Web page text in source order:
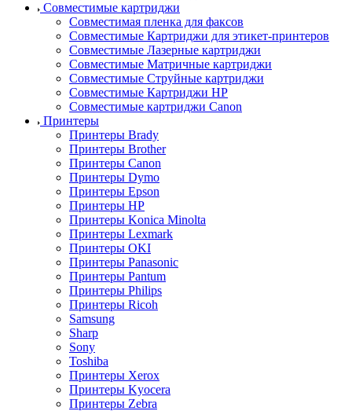
Совместимые картриджи
Совместимая пленка для факсов
Совместимые Картриджи для этикет-принтеров
Совместимые Лазерные картриджи
Совместимые Матричные картриджи
Совместимые Струйные картриджи
Совместимые Картриджи HP
Совместимые картриджи Canon
Принтеры
Принтеры Brady
Принтеры Brother
Принтеры Canon
Принтеры Dymo
Принтеры Epson
Принтеры HP
Принтеры Konica Minolta
Принтеры Lexmark
Принтеры OKI
Принтеры Panasonic
Принтеры Pantum
Принтеры Philips
Принтеры Ricoh
Samsung
Sharp
Sony
Toshiba
Принтеры Xerox
Принтеры Kyocera
Принтеры Zebra